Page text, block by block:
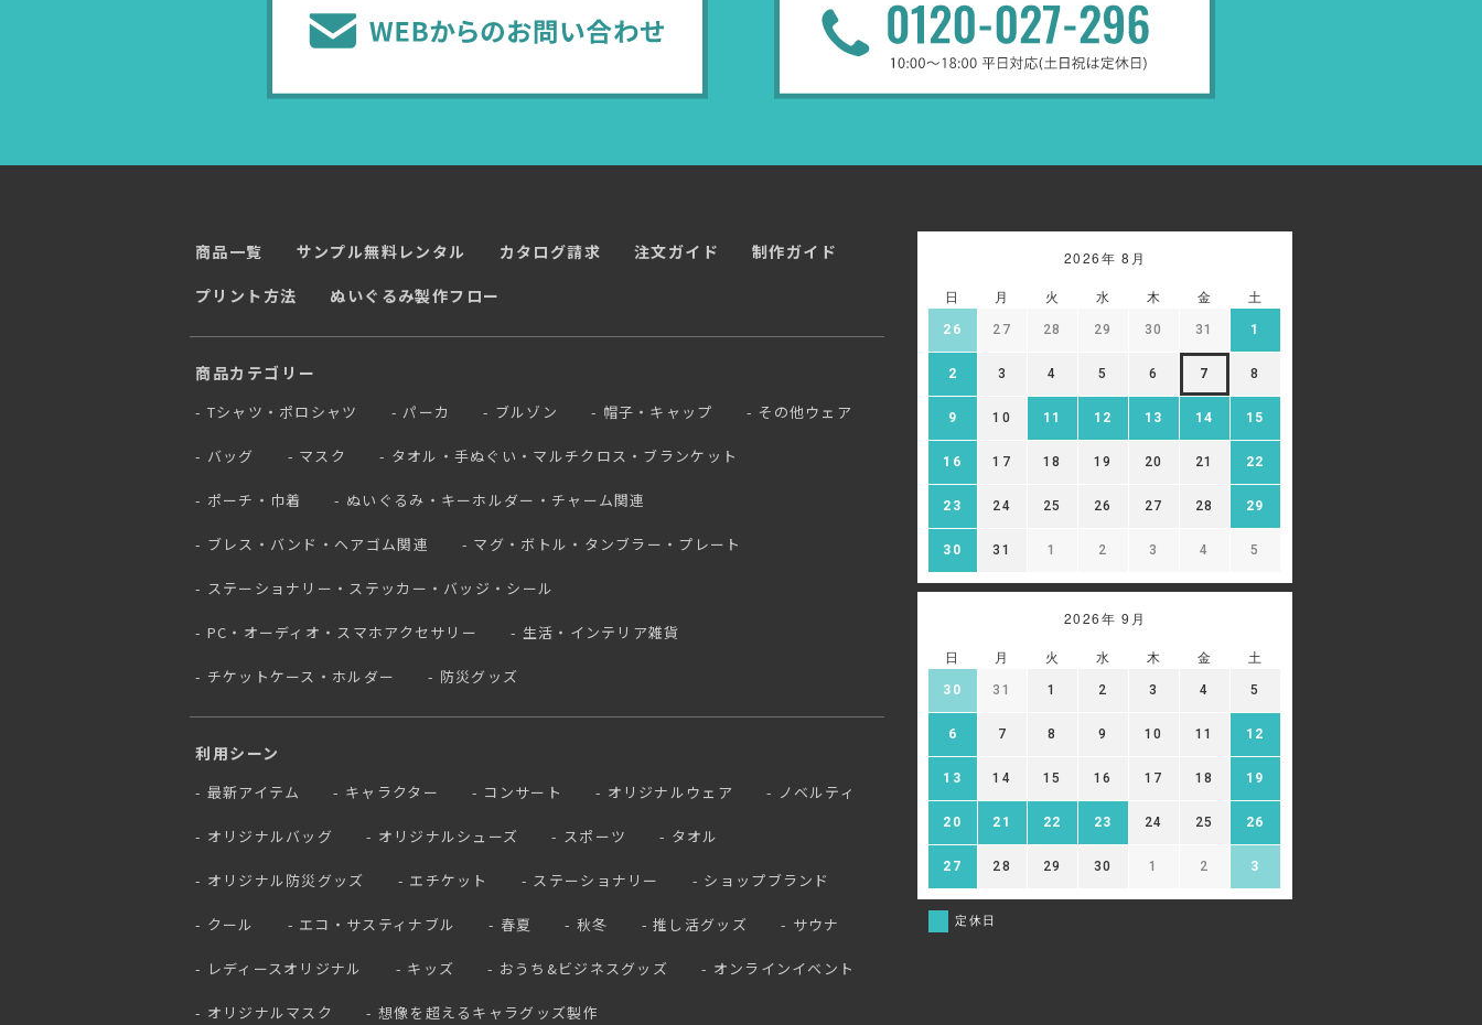
商品一覧 サンプル無料レンタル カタログ請求 注文ガイド
制作ガイド
プリント方法
ぬいぐるみ製作フロー
商品カテゴリー
Tシャツ・ポロシャツ パーカ ブルゾン 帽子・キャップ その他ウェア
バッグ マスク タオル・手ぬぐい・マルチクロス・ブランケット
ポーチ・巾着 ぬいぐるみ・キーホルダー・チャーム関連
ブレス・バンド・ヘアゴム関連 マグ・ボトル・タンブラー・プレート
ステーショナリー・ステッカー・バッジ・シール
PC・オーディオ・スマホアクセサリー 生活・インテリア雑貨
チケットケース・ホルダー 防災グッズ
利用シーン
最新アイテム キャラクター コンサート オリジナルウェア ノベルティ
オリジナルバッグ オリジナルシューズ スポーツ タオル
オリジナル防災グッズ エチケット ステーショナリー ショップブランド
クール エコ・サスティナブル 春夏 秋冬 推し活グッズ サウナ
レディースオリジナル キッズ おうち&ビジネスグッズ オンラインイベント
オリジナルマスク 想像を超えるキャラグッズ製作
2026年 8月
日 月 火 水 木 金 土
26 27 28 29 30 31 1
2 3 4 5 6 7 8
9 10 11 12 13 14 15
16 17 18 19 20 21 22
23 24 25 26 27 28 29
30 31 1 2 3 4 5
2026年 9月
日 月 火 水 木 金 土
30 31 1 2 3 4 5
6 7 8 9 10 11 12
13 14 15 16 17 18 19
20 21 22 23 24 25 26
27 28 29 30 1 2 3
定休日